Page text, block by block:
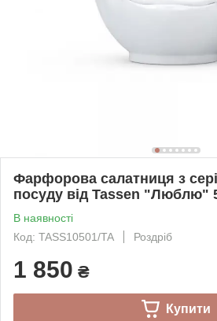
Фарфорова салатниця з
посуду від Tassen "Люблю"
В наявності
Код: TASS10501/TA
Роздріб
1 850 ₴
Купити